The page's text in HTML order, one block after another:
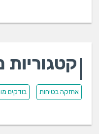
קטגוריות
אחזקה בטיחות בודקים